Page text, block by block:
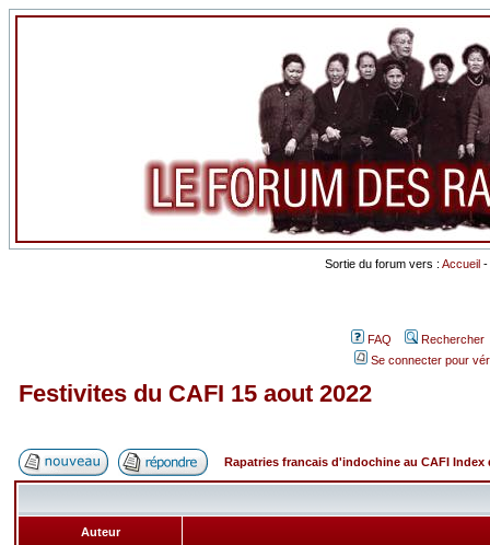
Sortie du forum vers : Accueil -
FAQ
Rechercher
Se connecter pour
Festivites du CAFI 15 aout 2022
Rapatries francais d'indochine au CAFI Index
Auteur